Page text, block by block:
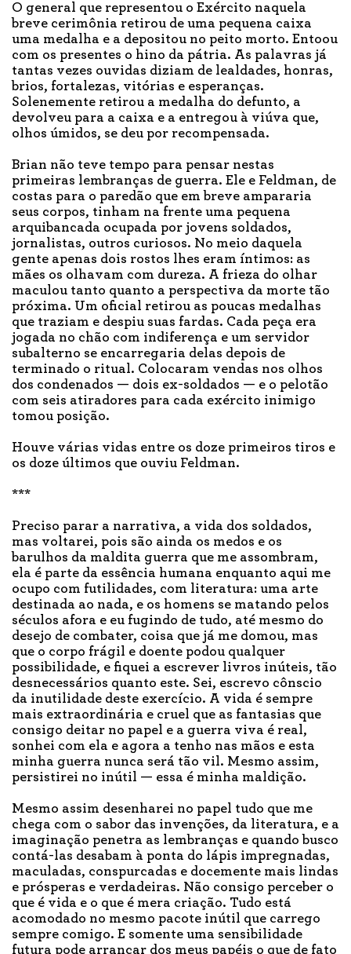
O general que representou o Exército naquela
breve cerimônia retirou de uma pequena caixa
uma medalha e a depositou no peito morto. Entoou
com os presentes o hino da pátria. As palavras já
tantas vezes ouvidas diziam de lealdades, honras,
brios, fortalezas, vitórias e esperanças.
Solenemente retirou a medalha do defunto, a
devolveu para a caixa e a entregou à viúva que,
olhos úmidos, se deu por recompensada.
Brian não teve tempo para pensar nestas
primeiras lembranças de guerra. Ele e Feldman, de
costas para o paredão que em breve ampararia
seus corpos, tinham na frente uma pequena
arquibancada ocupada por jovens soldados,
jornalistas, outros curiosos. No meio daquela
gente apenas dois rostos lhes eram íntimos: as
mães os olhavam com dureza. A frieza do olhar
maculou tanto quanto a perspectiva da morte tão
próxima. Um oficial retirou as poucas medalhas
que traziam e despiu suas fardas. Cada peça era
jogada no chão com indiferença e um servidor
subalterno se encarregaria delas depois de
terminado o ritual. Colocaram vendas nos olhos
dos condenados — dois ex-soldados — e o pelotão
com seis atiradores para cada exército inimigo
tomou posição.
Houve várias vidas entre os doze primeiros tiros e
os doze últimos que ouviu Feldman.
***
Preciso parar a narrativa, a vida dos soldados,
mas voltarei, pois são ainda os medos e os
barulhos da maldita guerra que me assombram,
ela é parte da essência humana enquanto aqui me
ocupo com futilidades, com literatura: uma arte
destinada ao nada, e os homens se matando pelos
séculos afora e eu fugindo de tudo, até mesmo do
desejo de combater, coisa que já me domou, mas
que o corpo frágil e doente podou qualquer
possibilidade, e fiquei a escrever livros inúteis, tão
desnecessários quanto este. Sei, escrevo cônscio
da inutilidade deste exercício. A vida é sempre
mais extraordinária e cruel que as fantasias que
consigo deitar no papel e a guerra viva é real,
sonhei com ela e agora a tenho nas mãos e esta
minha guerra nunca será tão vil. Mesmo assim,
persistirei no inútil — essa é minha maldição.
Mesmo assim desenharei no papel tudo que me
chega com o sabor das invenções, da literatura, e a
imaginação penetra as lembranças e quando busco
contá-las desabam à ponta do lápis impregnadas,
maculadas, conspurcadas e docemente mais lindas
e prósperas e verdadeiras. Não consigo perceber o
que é vida e o que é mera criação. Tudo está
acomodado no mesmo pacote inútil que carrego
sempre comigo. E somente uma sensibilidade
futura pode arrancar dos meus papéis o que de fato